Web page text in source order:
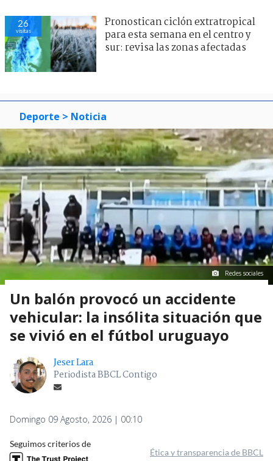
26
visitas
Pronostican ciclón extratropical
para esta semana en el centro y
sur: revisa las zonas afectadas
Deporte > Noticia
Redes sociales
Un balón provocó un accidente
vehicular: la insólita situación que
se vivió en el fútbol uruguayo
Jeser Lara
Periodista BBCL Contigo
Domingo 09 Agosto, 2026 | 00:10
Seguimos criterios de
Ética y transparencia de BBCL